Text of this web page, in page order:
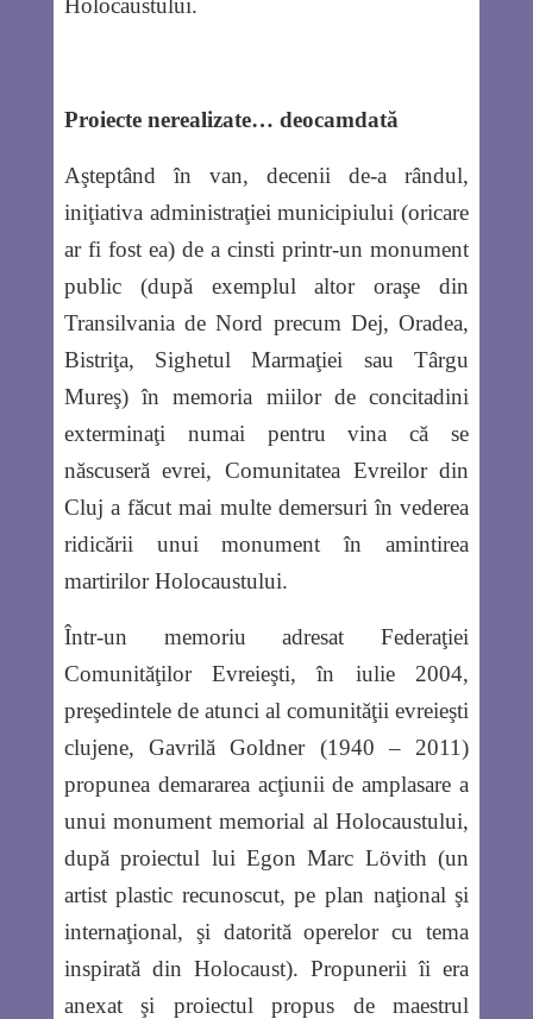
Proiecte nerealizate… deocamdată
Aşteptând în van, decenii de-a rândul,
iniţiativa administraţiei municipiului (oricare
ar fi fost ea) de a cinsti printr-un monument
public (după exemplul altor oraşe din
Transilvania de Nord precum Dej, Oradea,
Bistriţa, Sighetul Marmaţiei sau Târgu
Mureş) în memoria miilor de concitadini
exterminaţi numai pentru vina că se
născuseră evrei, Comunitatea Evreilor din
Cluj a făcut mai multe demersuri în vederea
ridicării unui monument în amintirea
martirilor Holocaustului.
Într-un memoriu adresat Federaţiei
Comunităţilor Evreieşti, în iulie 2004,
preşedintele de atunci al comunităţii evreieşti
clujene, Gavrilă Goldner (1940 – 2011)
propunea demararea acţiunii de amplasare a
unui monument memorial al Holocaustului,
după proiectul lui Egon Marc Lövith (un
artist plastic recunoscut, pe plan naţional şi
internaţional, şi datorită operelor cu tema
inspirată din Holocaust). Propunerii îi era
anexat şi proiectul propus de maestrul